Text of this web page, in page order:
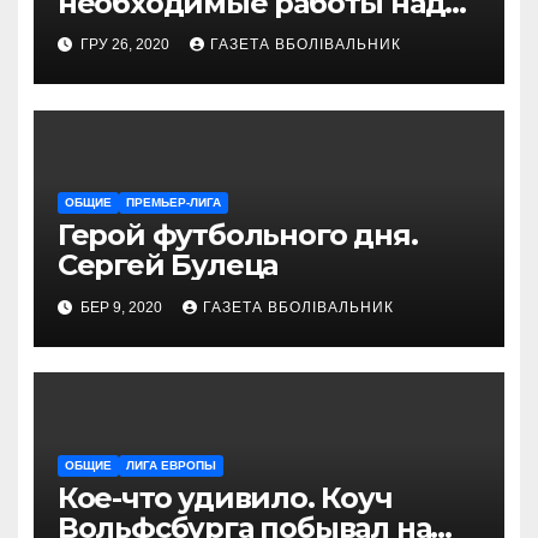
снаряжением, которое
проводит магазин
«VELOPARK»
ГРУ 26, 2020 ГАЗЕТА ВБОЛІВАЛЬНИК
ОБЩИЕ ПРЕМЬЕР-ЛИГА
Герой футбольного дня.
Сергей Булеца
БЕР 9, 2020 ГАЗЕТА ВБОЛІВАЛЬНИК
ОБЩИЕ ЛИГА ЕВРОПЫ
Кое-что удивило. Коуч
Вольфсбурга побывал на